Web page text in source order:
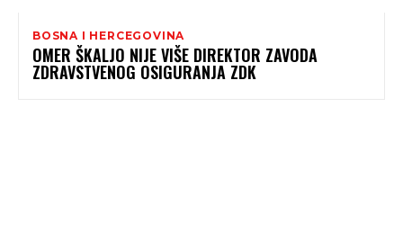
BOSNA I HERCEGOVINA
OMER ŠKALJO NIJE VIŠE DIREKTOR ZAVODA
ZDRAVSTVENOG OSIGURANJA ZDK